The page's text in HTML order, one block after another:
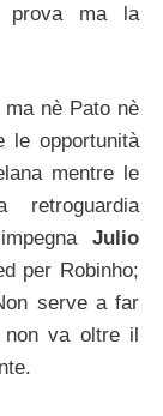
prova ma la
nè Pato nè
le opportunità
mentre le
Julio
per Robinho;
serve a far
non va oltre il